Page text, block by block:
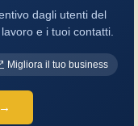
dagli utenti del
e i tuoi contatti.
Migliora il tuo business